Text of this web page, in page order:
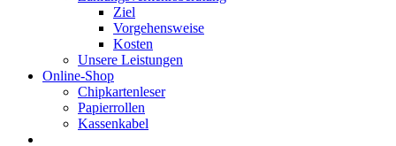
Ziel
Vorgehensweise
Kosten
Unsere Leistungen
Online-Shop
Chipkartenleser
Papierrollen
Kassenkabel